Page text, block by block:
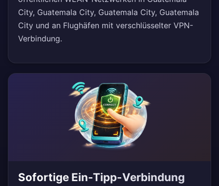
City, Guatemala City, Guatemala City, Guatemala
City und an Flughäfen mit verschlüsselter VPN-
Verbindung.
Sofortige Ein-Tipp-Verbindung